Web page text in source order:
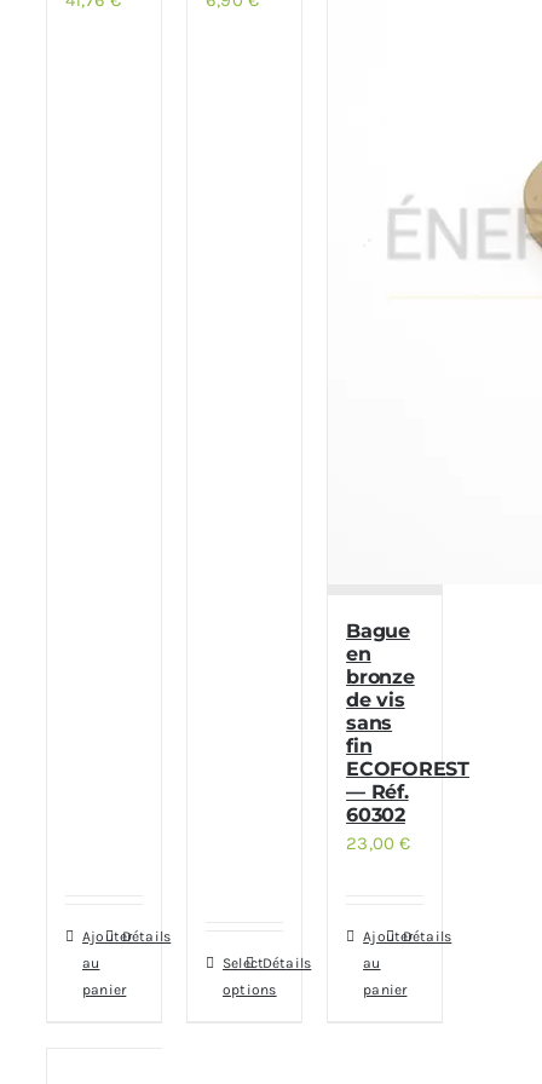
Ajouter
au
panier
Détails
Select
options
Détails
Bague
en
bronze
de vis
sans
fin
ECOFOREST
— Réf.
60302
23,00€
Ajouter
au
panier
Détails